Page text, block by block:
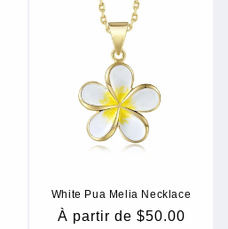
White Pua Melia Necklace
Prix
À partir de $50.00